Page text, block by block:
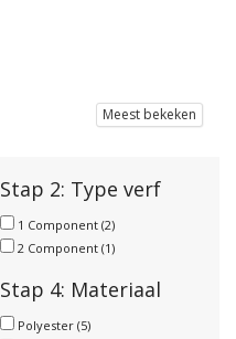
Meest bekeken
Stap 2: Type verf
1 Component (2)
2 Component (1)
Stap 4: Materiaal
Polyester (5)